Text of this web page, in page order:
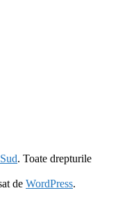
. Toate drepturile
de WordPress.